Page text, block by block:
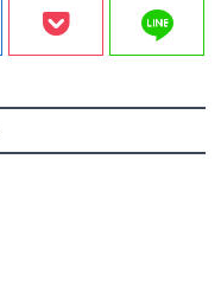
line